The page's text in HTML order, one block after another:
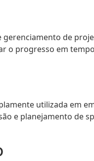
de
progresso em
utilizada em
e planejamento de